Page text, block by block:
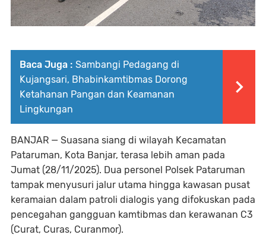
Baca Juga : Sambangi Pedagang di
Kujangsari, Bhabinkamtibmas Dorong
Ketahanan Pangan dan Keamanan
Lingkungan
BANJAR — Suasana siang di wilayah Kecamatan
Pataruman, Kota Banjar, terasa lebih aman pada
Jumat (28/11/2025). Dua personel Polsek Pataruman
tampak menyusuri jalur utama hingga kawasan pusat
keramaian dalam patroli dialogis yang difokuskan pada
pencegahan gangguan kamtibmas dan kerawanan C3
(Curat, Curas, Curanmor).